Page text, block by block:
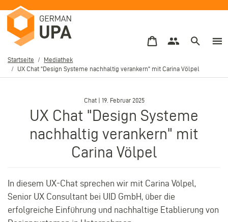
zum
Inhalt
Pfadnavigation
Startseite
Mediathek
UX Chat "Design Systeme nachhaltig verankern" mit Carina Völpel
Chat | 19. Februar 2025
UX Chat "Design Systeme
nachhaltig verankern" mit
Carina Völpel
In diesem UX-Chat sprechen wir mit Carina Völpel,
Senior UX Consultant bei UID GmbH, über die
erfolgreiche Einführung und nachhaltige Etablierung von